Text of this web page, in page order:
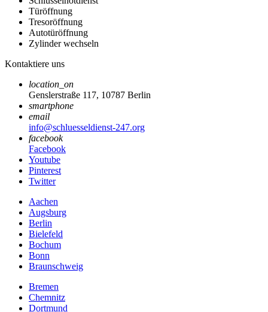
Türöffnung
Tresoröffnung
Autotüröffnung
Zylinder wechseln
Kontaktiere uns
location_on
Genslerstraße 117, 10787 Berlin
smartphone
email
info@schluesseldienst-247.org
facebook
Facebook
Youtube
Pinterest
Twitter
Aachen
Augsburg
Berlin
Bielefeld
Bochum
Bonn
Braunschweig
Bremen
Chemnitz
Dortmund